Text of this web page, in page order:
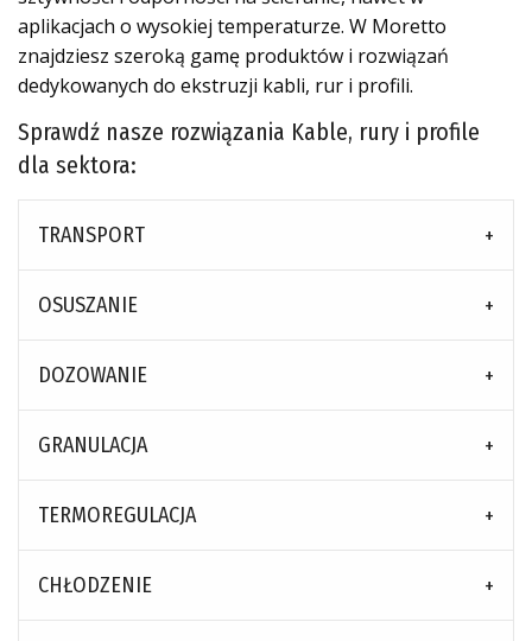
aplikacjach o wysokiej temperaturze. W Moretto
znajdziesz szeroką gamę produktów i rozwiązań
dedykowanych do ekstruzji kabli, rur i profili.
Sprawdź nasze rozwiązania Kable, rury i profile
dla sektora:
TRANSPORT
OSUSZANIE
DOZOWANIE
GRANULACJA
TERMOREGULACJA
CHŁODZENIE